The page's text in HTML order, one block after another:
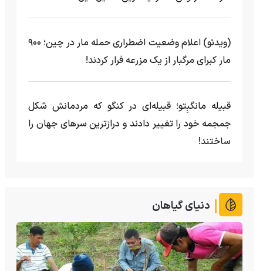
(ویدئو) اعلام وضعیت اضطراری حمله مار‌ در چین؛ ۹۰۰
مار کبرای مرگبار از یک مزرعه‌ فرار کردند!
قبیله مانگبِتو؛ قبیله‌ای در کنگو که مردمانش شکل
جمجمه خود را تغییر دادند و درازترین سرهای جهان را
ساختند!
دنیای گیاهان